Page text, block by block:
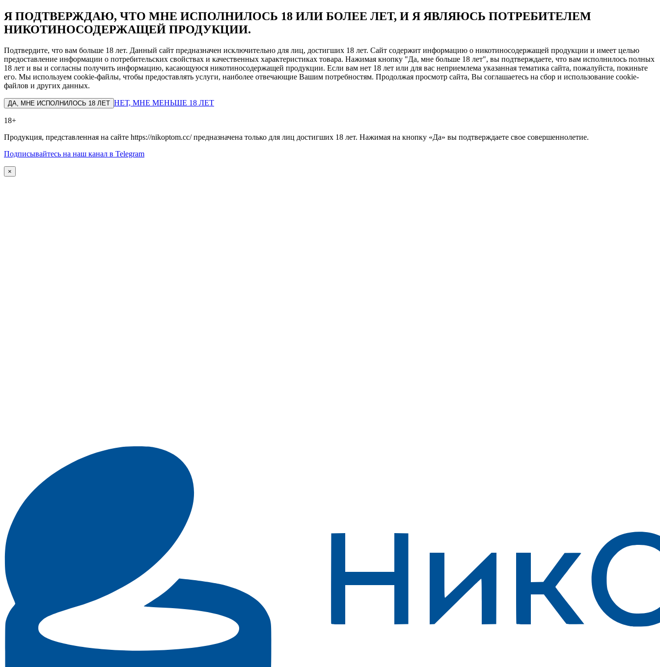
Я ПОДТВЕРЖДАЮ, ЧТО МНЕ ИСПОЛНИЛОСЬ 18 ИЛИ БОЛЕЕ ЛЕТ, И Я ЯВЛЯЮСЬ ПОТРЕБИТЕЛЕМ
НИКОТИНОСОДЕРЖАЩЕЙ ПРОДУКЦИИ.
Подтвердите, что вам больше 18 лет. Данный сайт предназначен исключительно для лиц, достигших 18 лет. Сайт содержит информацию о никотиносодержащей продукции и имеет целью
предоставление информации о потребительских свойствах и качественных характеристиках товара. Нажимая кнопку "Да, мне больше 18 лет", вы подтверждаете, что вам исполнилось полных
18 лет и вы и согласны получить информацию, касающуюся никотиносодержащей продукции. Если вам нет 18 лет или для вас неприемлема указанная тематика сайта, пожалуйста, покиньте
его. Мы используем cookie-файлы, чтобы предоставлять услуги, наиболее отвечающие Вашим потребностям. Продолжая просмотр сайта, Вы соглашаетесь на сбор и использование cookie-
файлов и других данных.
ДА, МНЕ ИСПОЛНИЛОСЬ 18 ЛЕТ НЕТ, МНЕ МЕНЬШЕ 18 ЛЕТ
18+
Продукция, представленная на сайте https://nikoptom.cc/ предназначена только для лиц достигших 18 лет. Нажимая на кнопку «Да» вы подтверждаете свое совершеннолетие.
Подписывайтесь на наш канал в Telegram
×